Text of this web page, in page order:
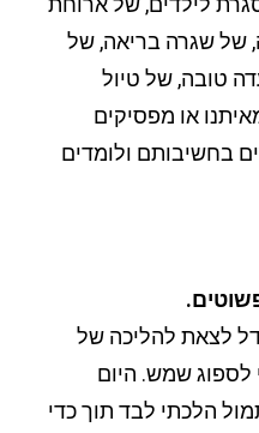
של שגרה בריאה, של
טובה, של טיול
או מפסיקים
בחשיבותם ולומדים
לצאת להליכה של
לספוג שמש. היום
הלכתי לבד תוך כדי